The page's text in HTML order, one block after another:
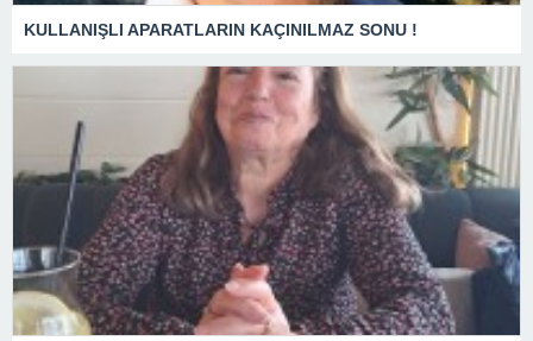
KULLANIŞLI APARATLARIN KAÇINILMAZ SONU !